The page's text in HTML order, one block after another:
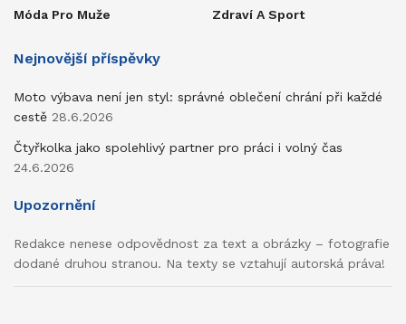
Móda Pro Muže
Zdraví A Sport
Nejnovější příspěvky
Moto výbava není jen styl: správné oblečení chrání při každé
cestě 28.6.2026
Čtyřkolka jako spolehlivý partner pro práci i volný čas
24.6.2026
Upozornění
Redakce nenese odpovědnost za text a obrázky – fotografie
dodané druhou stranou. Na texty se vztahují autorská práva!